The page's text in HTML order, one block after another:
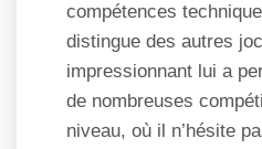
compétences
distingue des autres
impressionnant lui a
de nombreuses
niveau, où il n’hésite